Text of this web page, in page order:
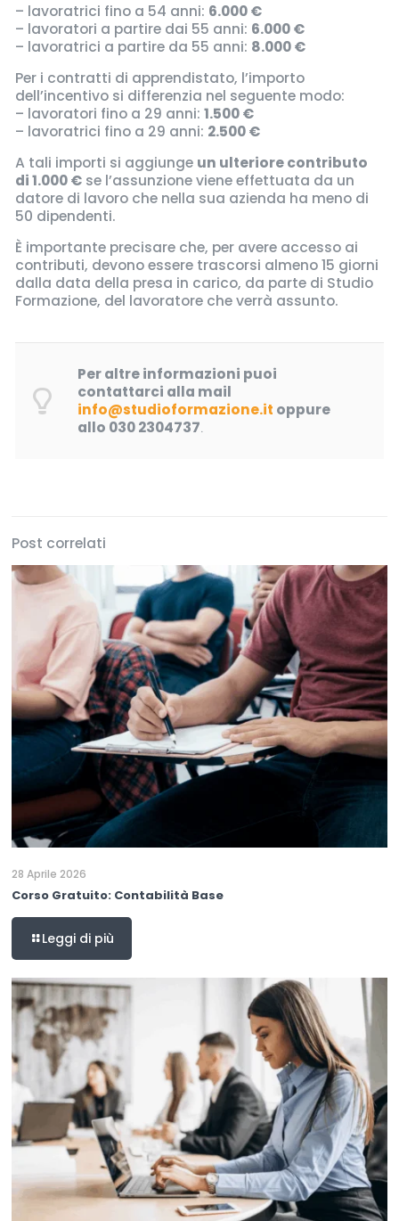
– lavoratrici fino a 54 anni: 6.000 €
– lavoratori a partire dai 55 anni: 6.000 €
– lavoratrici a partire da 55 anni: 8.000 €
Per i contratti di apprendistato, l’importo
dell’incentivo si differenzia nel seguente modo:
– lavoratori fino a 29 anni:1.500 €
– lavoratrici fino a 29 anni: 2.500 €
A tali importi si aggiunge un ulteriore contributo
di 1.000 € se l’assunzione viene effettuata da un
datore di lavoro che nella sua azienda ha meno di
50 dipendenti.
È importante precisare che, per avere accesso ai
contributi, devono essere trascorsi almeno 15 giorni
dalla data della presa in carico, da parte di Studio
Formazione, del lavoratore che verrà assunto.
Per altre informazioni puoi
contattarci alla mail
info@studioformazione.it oppure
allo 030 2304737.
Post correlati
28 Aprile 2026
Corso Gratuito: Contabilità Base
Leggi di più